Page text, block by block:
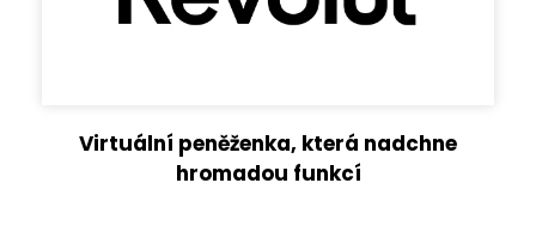
Virtuální peněženka, která nadchne
hromadou funkcí